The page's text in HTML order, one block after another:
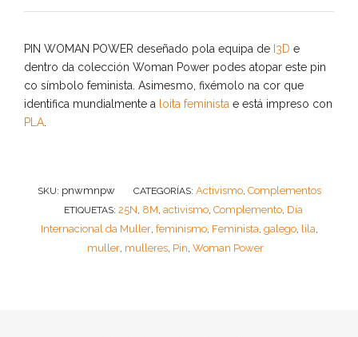
PIN WOMAN POWER deseñado pola equipa de I3D e
dentro da colección Woman Power podes atopar este pin
co símbolo feminista. Asimesmo, fixémolo na cor que
identifica mundialmente a loita feminista e está impreso con
PLA
SKU: pnwmnpw CATEGORÍAS: Activismo, Complementos
ETIQUETAS: 25N, 8M, activismo, Complemento, Día
Internacional da Muller, feminismo, Feminista, galego, lila,
muller, mulleres, Pin, Woman Power